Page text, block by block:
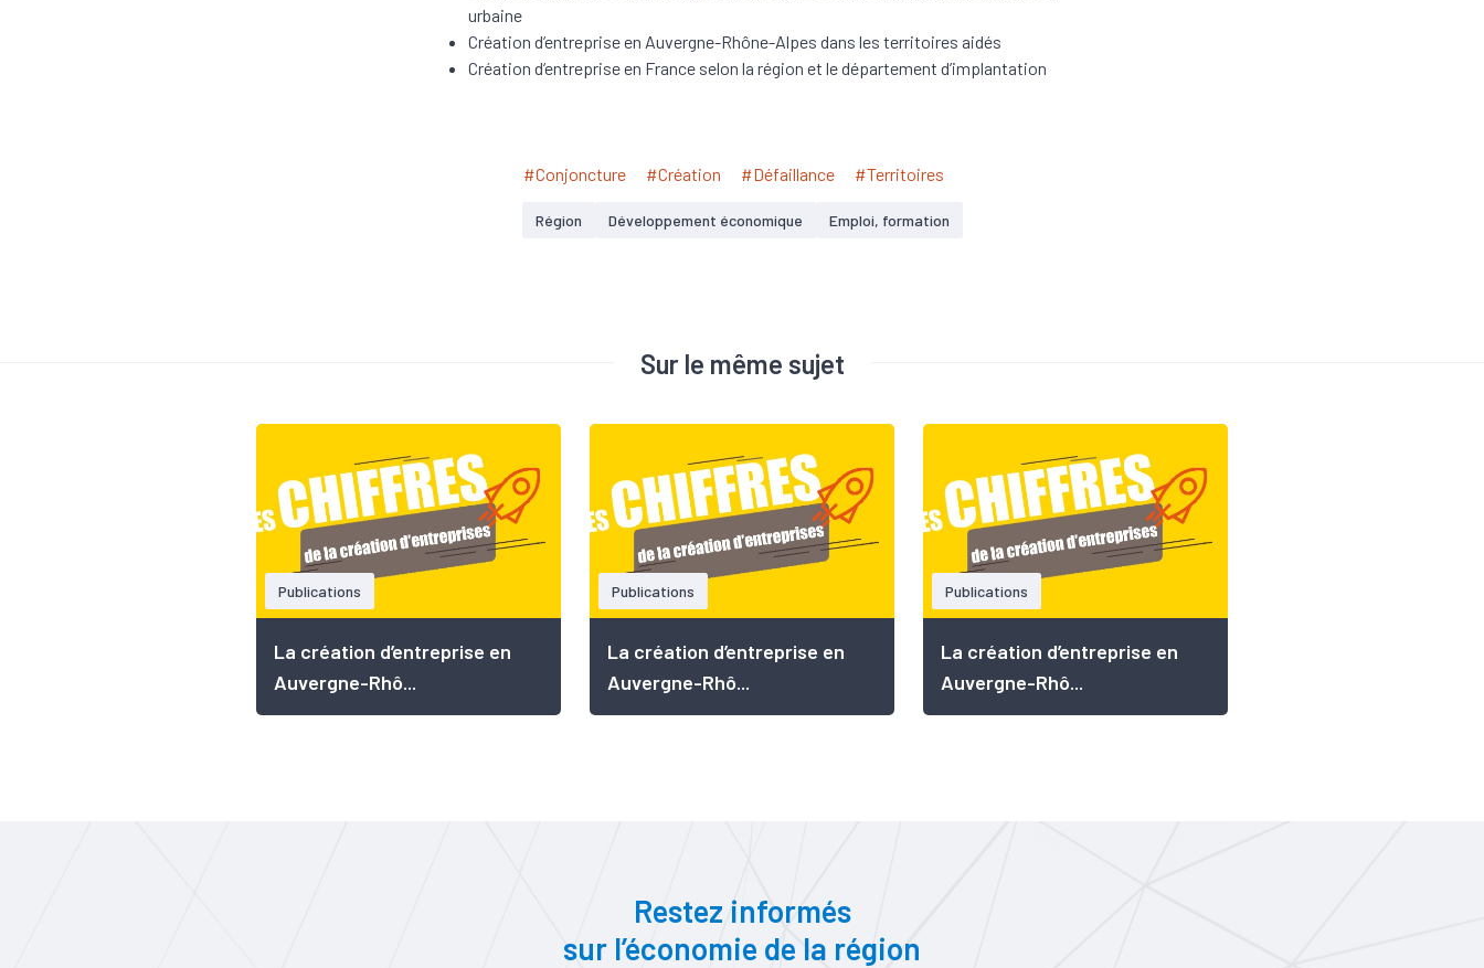
urbaine
Création d’entreprise en Auvergne-Rhône-Alpes dans les territoires aidés
Création d’entreprise en France selon la région et le département d’implantation
#Conjoncture #Création #Défaillance #Territoires
Région Développement économique Emploi, formation
Sur le même sujet
Publications
La création d’entreprise en
Auvergne-Rhô...
Publications
La création d’entreprise en
Auvergne-Rhô...
Publications
La création d’entreprise en
Auvergne-Rhô...
Restez informés
sur l’économie de la région